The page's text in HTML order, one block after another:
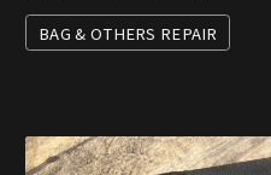
BAG & OTHERS REPAIR